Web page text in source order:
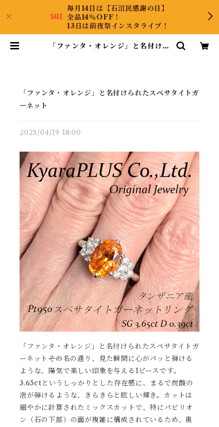
毎月14日は【石沼民感謝の日】
全品14％OFF！
13日は前夜祭インスタライブ！
「ファンタ・オレンジ」と名付けら
「ファンタ・オレンジ」と名付けられたスペサタイトガ
ーネット
2025/04/19 18:00
「ファンタ・オレンジ」と名付けられたスペサタイトガ
ーネット――その名の通り、見た瞬間に心がパッと弾ける
ような、陽気で楽しい印象を与える1ピースです。
3.65ctというしっかりとした存在感に、まるで炭酸の
泡が弾けるような、きらきらと眩しい輝き。カットは
細やかに計算されたミックスカットで、特にパビリオ
ン（石の下部）の面が複雑に構成されているため、奥